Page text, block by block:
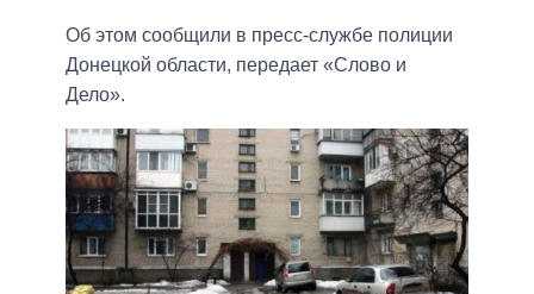
Об этом сообщили в пресс-службе полиции
Донецкой области, передает «Слово и
Дело».